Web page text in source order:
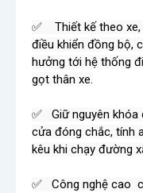
✅    Thiết kế theo
điều khiển đồng bộ,
hưởng tới hệ thống
gọt thân xe.
✅   Giữ nguyên
cửa đóng chắc, tính
kêu khi chạy đường
✅   Công nghệ cao